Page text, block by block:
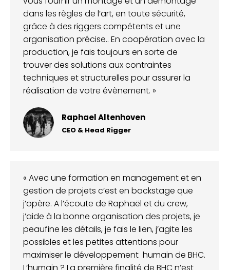
dans les règles de l’art, en toute sécurité,
grâce à des riggers compétents et une
organisation précise.. En coopération avec la
production, je fais toujours en sorte de
trouver des solutions aux contraintes
techniques et structurelles pour assurer la
réalisation de votre évènement. »
Raphael Altenhoven
CEO & Head Rigger
« Avec une formation en management et en
gestion de projets c’est en backstage que
j’opère. A l’écoute de Raphaël et du crew,
j’aide à la bonne organisation des projets, je
peaufine les détails, je fais le lien, j’agite les
possibles et les petites attentions pour
maximiser le développement humain de BHC.